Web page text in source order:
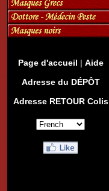
Page d'accueil | Aide
Adresse du DÉPÔT
Adresse RETOUR Colis